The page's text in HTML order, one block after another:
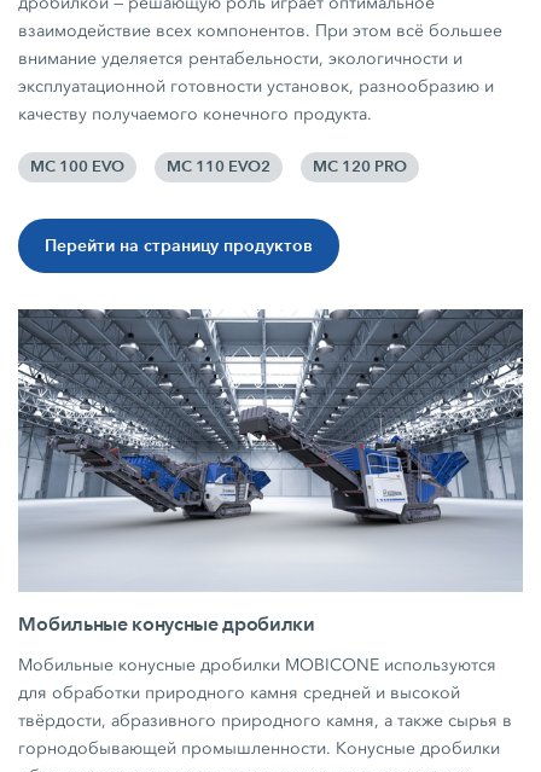
взаимодействие всех компонентов. При этом всё большее
внимание уделяется рентабельности, экологичности и
эксплуатационной готовности установок, разнообразию и
качеству получаемого конечного продукта.
MC 100 EVO MC 110 EVO2 MC 120 PRO
Перейти на страницу продуктов
Мобильные конусные дробилки
Мобильные конусные дробилки MOBICONE используются
для обработки природного камня средней и высокой
твёрдости, абразивного природного камня, а также сырья в
горнодобывающей промышленности. Конусные дробилки